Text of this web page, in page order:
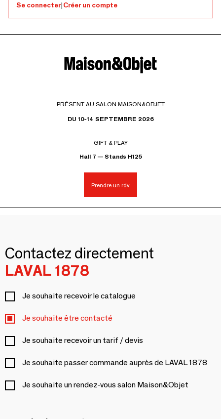
Se connecter|Créer un compte
PRÉSENT AU SALON MAISON&OBJET
DU 10-14 SEPTEMBRE 2026
GIFT & PLAY
Hall 7 — Stands H125
Prendre un rdv
Contactez directement
LAVAL 1878
Je souhaite recevoir le catalogue
Je souhaite être contacté
Je souhaite recevoir un tarif / devis
Je souhaite passer commande auprès de LAVAL 1878
Je souhaite un rendez-vous salon Maison&Objet